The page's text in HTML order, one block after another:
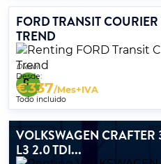
FORD TRANSIT
TREND
Diésel
Desde:
€337/Mes+IVA
Todo incluido
VOLKSWAGEN
L3 2.0 TDI...